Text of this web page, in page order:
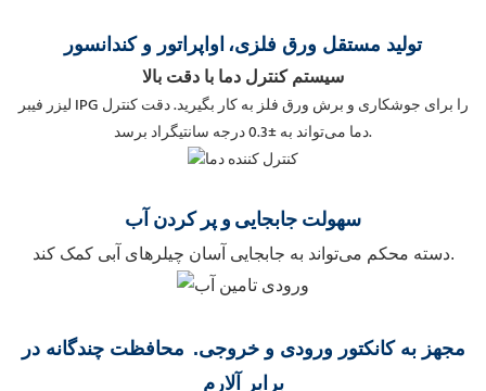
تولید مستقل ورق فلزی، اواپراتور و کندانسور
سیستم کنترل دما با دقت بالا
لیزر فیبر IPG را برای جوشکاری و برش ورق فلز به کار بگیرید. دقت کنترل
دما می‌تواند به ±0.3 درجه سانتیگراد برسد.
سهولت جابجاییو پر کردن آب
دسته محکم می‌تواند به جابجایی آسان چیلرهای آبی کمک کند.
مجهز به کانکتور ورودی و خروجی. محافظت چندگانه در
برابر آلارم